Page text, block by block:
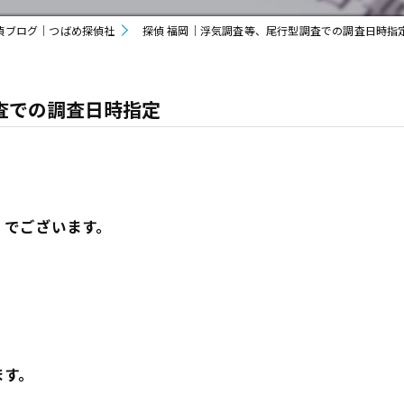
ブログ｜つばめ探偵社 探偵 福岡｜浮気調査等、尾行型調査での調査日時指
での調査日時指定
ございます。
。